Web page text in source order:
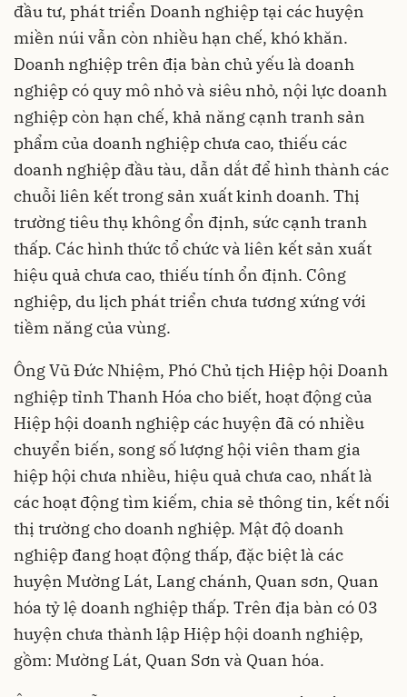
đầu tư, phát triển Doanh nghiệp tại các huyện
miền núi vẫn còn nhiều hạn chế, khó khăn.
Doanh nghiệp trên địa bàn chủ yếu là doanh
nghiệp có quy mô nhỏ và siêu nhỏ, nội lực doanh
nghiệp còn hạn chế, khả năng cạnh tranh sản
phẩm của doanh nghiệp chưa cao, thiếu các
doanh nghiệp đầu tàu, dẫn dắt để hình thành các
chuỗi liên kết trong sản xuất kinh doanh. Thị
trường tiêu thụ không ổn định, sức cạnh tranh
thấp. Các hình thức tổ chức và liên kết sản xuất
hiệu quả chưa cao, thiếu tính ổn định. Công
nghiệp, du lịch phát triển chưa tương xứng với
tiềm năng của vùng.
Ông Vũ Đức Nhiệm, Phó Chủ tịch Hiệp hội Doanh
nghiệp tỉnh Thanh Hóa cho biết, hoạt động của
Hiệp hội doanh nghiệp các huyện đã có nhiều
chuyển biến, song số lượng hội viên tham gia
hiệp hội chưa nhiều, hiệu quả chưa cao, nhất là
các hoạt động tìm kiếm, chia sẻ thông tin, kết nối
thị trường cho doanh nghiệp. Mật độ doanh
nghiệp đang hoạt động thấp, đặc biệt là các
huyện Mường Lát, Lang chánh, Quan sơn, Quan
hóa tỷ lệ doanh nghiệp thấp. Trên địa bàn có 03
huyện chưa thành lập Hiệp hội doanh nghiệp,
gồm: Mường Lát, Quan Sơn và Quan hóa.